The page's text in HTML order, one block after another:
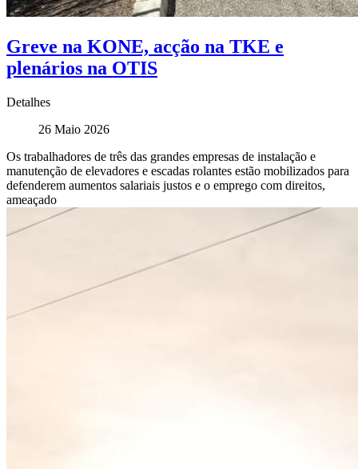
Greve na KONE, acção na TKE e
plenários na OTIS
Detalhes
26 Maio 2026
Os trabalhadores de três das grandes empresas de instalação e
manutenção de elevadores e escadas rolantes estão mobilizados para
defenderem aumentos salariais justos e o emprego com direitos,
ameaçado